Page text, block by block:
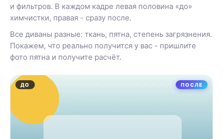
и фильтров. В каждом кадре левая половина «до»
химчистки, правая - сразу после.
Все диваны разные: ткань, пятна, степень загрязнения.
Покажем, что реально получится у вас - пришлите
фото пятна и получите расчёт.
ДО ПОСЛЕ